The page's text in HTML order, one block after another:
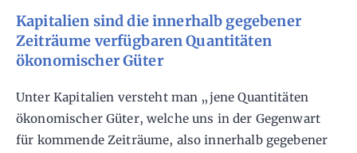
Kapitalien sind die innerhalb gegebener
Zeiträume verfügbaren Quantitäten
ökonomischer Güter
Unter Kapitalien versteht man „jene Quantitäten
ökonomischer Güter, welche uns in der Gegenwart
für kommende Zeiträume, also innerhalb gegebener